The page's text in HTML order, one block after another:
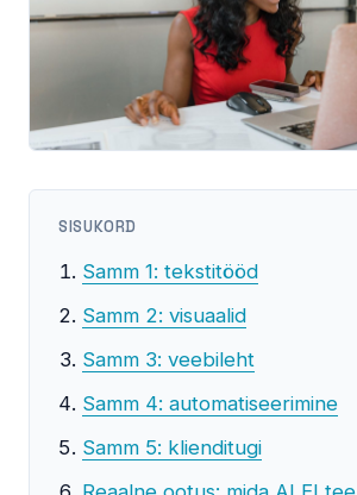
SISUKORD
Samm 1: tekstitööd
Samm 2: visuaalid
Samm 3: veebileht
Samm 4: automatiseerimine
Samm 5: klienditugi